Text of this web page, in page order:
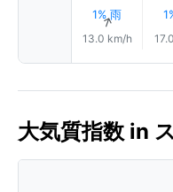
1% 雨
↑
13.0 km/h
大気質指数 in